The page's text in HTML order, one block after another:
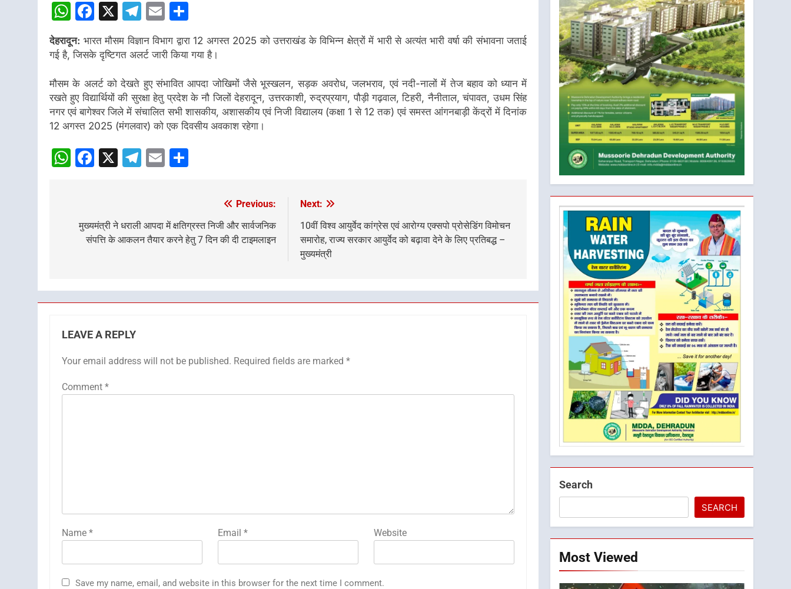
WhatsApp
Facebook
X Telegram
Email
देहरादून: भारत मौसम विज्ञान विभाग द्वारा 12 अगस्त 2025 को उत्तराखंड के विभिन्न क्षेत्रों में भारी से अत्यंत भारी वर्षा की संभावना जताई
गई है, जिसके दृष्टिगत अलर्ट जारी किया गया है।
मौसम के अलर्ट को देखते हुए संभावित आपदा जोखिमों जैसे भूस्खलन, सड़क अवरोध, जलभराव, एवं नदी-नालों में तेज बहाव को ध्यान में
रखते हुए विद्यार्थियों की सुरक्षा हेतु प्रदेश के नौ जिलों देहरादून, उत्तरकाशी, रुद्रप्रयाग, पौड़ी गढ़वाल, टिहरी, नैनीताल, चंपावत, उधम सिंह
नगर एवं बागेश्वर जिले में संचालित सभी शासकीय, अशासकीय एवं निजी विद्यालय (कक्षा 1 से 12 तक) एवं समस्त आंगनबाड़ी केंद्रों में दिनांक
12 अगस्त 2025 (मंगलवार) को एक दिवसीय अवकाश रहेगा।
WhatsApp
Facebook
X Telegram
Email
navigation
Previous:
मुख्यमंत्री ने धराली आपदा में क्षतिग्रस्त निजी और सार्वजनिक
संपत्ति के आकलन तैयार करने हेतु 7 दिन की दी टाइमलाइन
Next:
10वीं विश्व आयुर्वेद कांग्रेस एवं आरोग्य एक्सपो प्रोसेडिंग विमोचन
समारोह, राज्य सरकार आयुर्वेद को बढ़ावा देने के लिए प्रतिबद्ध –
मुख्यमंत्री
LEAVE A REPLY
Your email address will not be published. Required fields are marked *
Comment *
Name * Email* Website
Save my name, email, and website in this browser for the next time I comment.
Search
SEARCH
Most Viewed